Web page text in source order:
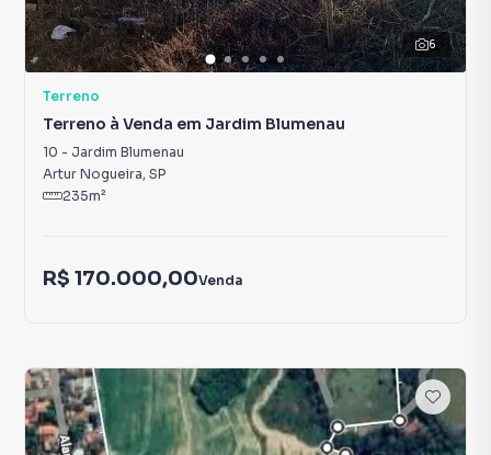
6
Terreno
Terreno à Venda em Jardim Blumenau
10 - Jardim Blumenau
Artur Nogueira, SP
235m²
R$ 170.000,00Venda